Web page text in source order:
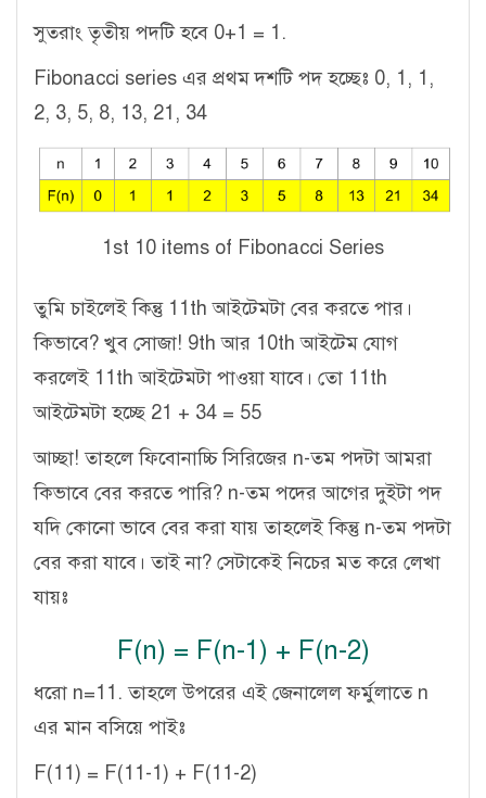
সুতরাং তৃতীয় পদটি হবে 0+1 = 1.
Fibonacci series এর প্রথম দশটি পদ হচ্ছেঃ 0, 1, 1,
2, 3, 5, 8, 13, 21, 34
1st 10 items of Fibonacci Series
তুমি চাইলেই কিন্তু 11th আইটেমটা বের করতে পার।
কিভাবে? খুব সোজা! 9th আর 10th আইটেম যোগ
করলেই 11th আইটেমটা পাওয়া যাবে। তো 11th
আইটেমটা হচ্ছে 21 + 34 = 55
আচ্ছা! তাহলে ফিবোনাচ্চি সিরিজের n-তম পদটা আমরা
কিভাবে বের করতে পারি? n-তম পদের আগের দুইটা পদ
যদি কোনো ভাবে বের করা যায় তাহলেই কিন্তু n-তম পদটা
বের করা যাবে। তাই না? সেটাকেই নিচের মত করে লেখা
যায়ঃ
F(n) = F(n-1) + F(n-2)
ধরো n=11. তাহলে উপরের এই জেনালেল ফর্মুলাতে n
এর মান বসিয়ে পাইঃ
F(11) = F(11-1) + F(11-2)